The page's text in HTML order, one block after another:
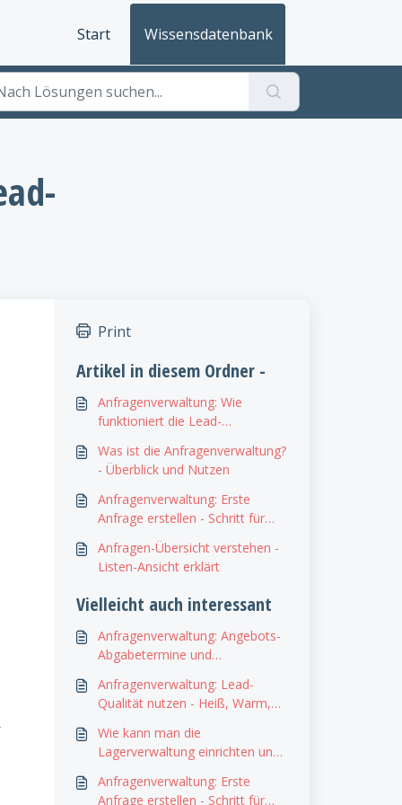
Start Wissensdatenbank
Print
Artikel in diesem Ordner -
Anfragenverwaltung: Wie
funktioniert die Lead-
Was ist die Anfragenverwaltung?
- Überblick und Nutzen
Anfragenverwaltung: Erste
Anfrage erstellen - Schritt für
Anfragen-Übersicht verstehen -
Listen-Ansicht erklärt
Vielleicht auch interessant
Anfragenverwaltung: Angebots-
Abgabetermine und
Anfragenverwaltung: Lead-
Qualität nutzen - Heiß, Warm,
Wie kann man die
Lagerverwaltung einrichten und
Anfragenverwaltung: Erste
Anfrage erstellen - Schritt für